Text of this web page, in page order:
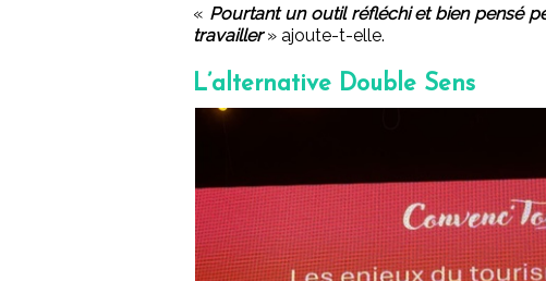
« Pourtant un outil réfléchi et bien pensé
travailler» ajoute-t-elle.
L’alternative Double Sens